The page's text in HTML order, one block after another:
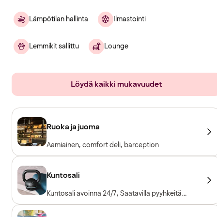
Lämpötilan hallinta Ilmastointi
Lemmikit sallittu Lounge
Löydä kaikki mukavuudet
Ruoka ja juoma
Aamiainen, comfort deli, barception
Kuntosali
Kuntosali avoinna 24/7, Saatavilla pyyhkeitä
lainaksi, Kuntosalilaitteet, Kardiolaitteet,